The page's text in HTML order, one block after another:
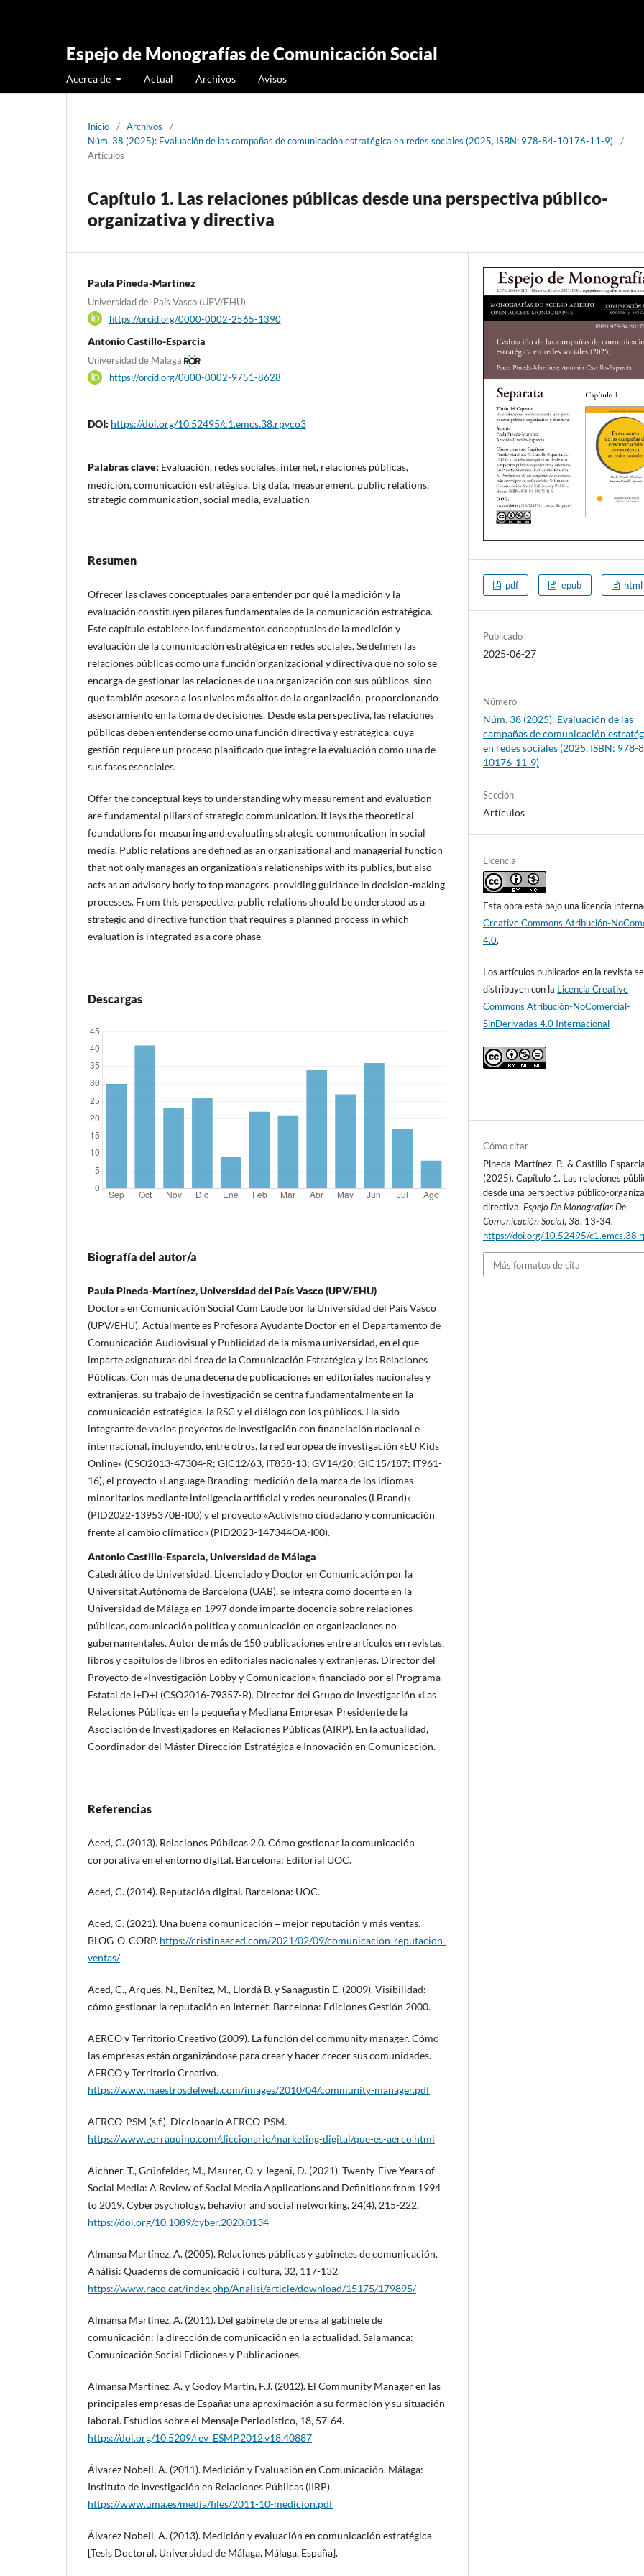
Espejo de Monografías de Comunicación Social
Acerca de Actual Archivos Avisos
Inicio / Archivos
/
Núm. 38 (2025): Evaluación de las campañas de comunicación estratégica en redes sociales (2025, ISBN: 978-84-10176-11-9)
/
Artículos
Capítulo 1. Las relaciones públicas desde una perspectiva público-
organizativa y directiva
Paula Pineda-Martínez
Universidad del País Vasco (UPV/EHU)
https://orcid.org/0000-0002-2565-1390
Antonio Castillo-Esparcia
Universidad de Málaga
https://orcid.org/0000-0002-9751-8628
DOI: https://doi.org/10.52495/c1.emcs.38.rpyco3
Palabras clave: Evaluación, redes sociales, internet, relaciones públicas,
medición, comunicación estratégica, big data, measurement, public relations,
strategic communication, social media, evaluation
Resumen
Ofrecer las claves conceptuales para entender por qué la medición y la
evaluación constituyen pilares fundamentales de la comunicación estratégica.
Este capítulo establece los fundamentos conceptuales de la medición y
evaluación de la comunicación estratégica en redes sociales. Se definen las
relaciones públicas como una función organizacional y directiva que no solo se
encarga de gestionar las relaciones de una organización con sus públicos, sino
que también asesora a los niveles más altos de la organización, proporcionando
asesoramiento en la toma de decisiones. Desde esta perspectiva, las relaciones
públicas deben entenderse como una función directiva y estratégica, cuya
gestión requiere un proceso planificado que integre la evaluación como una de
sus fases esenciales.
Offer the conceptual keys to understanding why measurement and evaluation
are fundamental pillars of strategic communication. It lays the theoretical
foundations for measuring and evaluating strategic communication in social
media. Public relations are defined as an organizational and managerial function
that not only manages an organization’s relationships with its publics, but also
acts as an advisory body to top managers, providing guidance in decision-making
processes. From this perspective, public relations should be understood as a
strategic and directive function that requires a planned process in which
evaluation is integrated as a core phase.
Descargas
Biografía del autor/a
Paula Pineda-Martínez, Universidad del País Vasco (UPV/EHU)
Doctora en Comunicación Social Cum Laude por la Universidad del País Vasco
(UPV/EHU). Actualmente es Profesora Ayudante Doctor en el Departamento de
Comunicación Audiovisual y Publicidad de la misma universidad, en el que
imparte asignaturas del área de la Comunicación Estratégica y las Relaciones
Públicas. Con más de una decena de publicaciones en editoriales nacionales y
extranjeras, su trabajo de investigación se centra fundamentalmente en la
comunicación estratégica, la RSC y el diálogo con los públicos. Ha sido
integrante de varios proyectos de investigación con financiación nacional e
internacional, incluyendo, entre otros, la red europea de investigación «EU Kids
Online» (CSO2013-47304-R; GIC12/63, IT858-13; GV14/20; GIC15/187; IT961-
16), el proyecto «Language Branding: medición de la marca de los idiomas
minoritarios mediante inteligencia artificial y redes neuronales (LBrand)»
(PID2022-1395370B-I00) y el proyecto «Activismo ciudadano y comunicación
frente al cambio climático» (PID2023-147344OA-I00).
Antonio Castillo-Esparcia, Universidad de Málaga
Catedrático de Universidad. Licenciado y Doctor en Comunicación por la
Universitat Autónoma de Barcelona (UAB), se integra como docente en la
Universidad de Málaga en 1997 donde imparte docencia sobre relaciones
públicas, comunicación política y comunicación en organizaciones no
gubernamentales. Autor de más de 150 publicaciones entre artículos en revistas,
libros y capítulos de libros en editoriales nacionales y extranjeras. Director del
Proyecto de «Investigación Lobby y Comunicación», financiado por el Programa
Estatal de I+D+i (CSO2016-79357-R). Director del Grupo de Investigación «Las
Relaciones Públicas en la pequeña y Mediana Empresa». Presidente de la
Asociación de Investigadores en Relaciones Públicas (AIRP). En la actualidad,
Coordinador del Máster Dirección Estratégica e Innovación en Comunicación.
Referencias
Aced, C. (2013). Relaciones Públicas 2.0. Cómo gestionar la comunicación
corporativa en el entorno digital. Barcelona: Editorial UOC.
Aced, C. (2014). Reputación digital. Barcelona: UOC.
Aced, C. (2021). Una buena comunicación = mejor reputación y más ventas.
BLOG-O-CORP. https://cristinaaced.com/2021/02/09/comunicacion-reputacion-
ventas/
Aced, C., Arqués, N., Benítez, M., Llordá B. y Sanagustin E. (2009). Visibilidad:
cómo gestionar la reputación en Internet. Barcelona: Ediciones Gestión 2000.
AERCO y Territorio Creativo (2009). La función del community manager. Cómo
las empresas están organizándose para crear y hacer crecer sus comunidades.
AERCO y Territorio Creativo.
https://www.maestrosdelweb.com/images/2010/04/community-manager.pdf
AERCO-PSM (s.f.). Diccionario AERCO-PSM.
https://www.zorraquino.com/diccionario/marketing-digital/que-es-aerco.html
Aichner, T., Grünfelder, M., Maurer, O. y Jegeni, D. (2021). Twenty-Five Years of
Social Media: A Review of Social Media Applications and Definitions from 1994
to 2019. Cyberpsychology, behavior and social networking, 24(4), 215-222.
https://doi.org/10.1089/cyber.2020.0134
Almansa Martínez, A. (2005). Relaciones públicas y gabinetes de comunicación.
Anàlisi: Quaderns de comunicació i cultura, 32, 117-132.
https://www.raco.cat/index.php/Analisi/article/download/15175/179895/
Almansa Martínez, A. (2011). Del gabinete de prensa al gabinete de
comunicación: la dirección de comunicación en la actualidad. Salamanca:
Comunicación Social Ediciones y Publicaciones.
Almansa Martínez, A. y Godoy Martín, F.J. (2012). El Community Manager en las
principales empresas de España: una aproximación a su formación y su situación
laboral. Estudios sobre el Mensaje Periodístico, 18, 57-64.
https://doi.org/10.5209/rev_ESMP.2012.v18.40887
Álvarez Nobell, A. (2011). Medición y Evaluación en Comunicación. Málaga:
Instituto de Investigación en Relaciones Públicas (IIRP).
https://www.uma.es/media/files/2011-10-medicion.pdf
Álvarez Nobell, A. (2013). Medición y evaluación en comunicación estratégica
[Tesis Doctoral, Universidad de Málaga, Málaga, España].
pdf epub html
Publicado
2025-06-27
Número
Núm. 38 (2025): Evaluación de las
campañas de comunicación
en redes sociales (2025, ISBN: 978-
10176-11-9)
Sección
Artículos
Licencia
Esta obra está bajo una licencia
Creative Commons Atribución-
4.0.
Los artículos publicados en la revista se
distribuyen con la Licencia Creative
Commons Atribución-NoComercial-
SinDerivadas 4.0 Internacional
Cómo citar
Pineda-Martínez, P., & Castillo-
(2025). Capítulo 1. Las relaciones
desde una perspectiva público-
directiva.Espejo De Monografías De
Comunicación Social,38, 13-34.
https://doi.org/10.52495/
Más formatos de cita